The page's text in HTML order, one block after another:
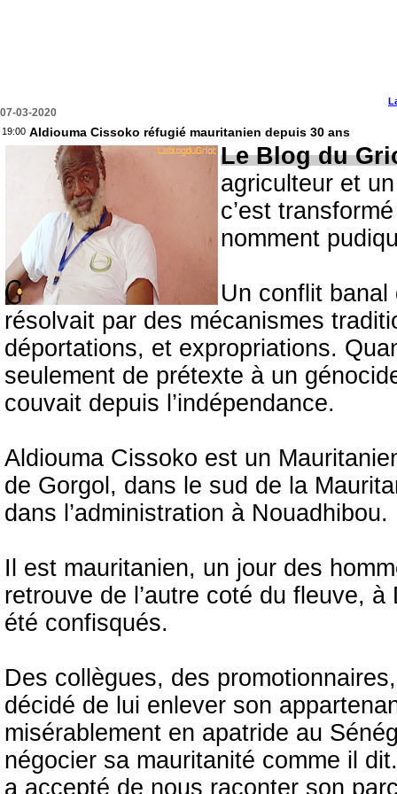
07-03-2020
19:00 Aldiouma Cissoko réfugié mauritanien depuis 30 ans
Le Blog du
agriculteur et
c’est
nomment
Un conflit
résolvait par des mécanismes
déportations, et expropriations.
seulement de prétexte à un
couvait depuis l’indépendance.
Aldiouma Cissoko est un
de Gorgol, dans le sud de la
dans l’administration à Nouadhibou.
Il est mauritanien, un jour des
retrouve de l’autre coté du fleuve,
été confisqués.
Des collègues, des
décidé de lui enlever son
misérablement en apatride au
négocier sa mauritanité comme il
a accepté de nous raconter son